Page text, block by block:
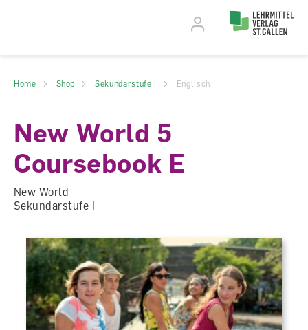
Accesskey Navigation
Footer
zurHome Shop Sekundarstufe I Englisch
New World 5
Coursebook E
New World
Sekundarstufe I